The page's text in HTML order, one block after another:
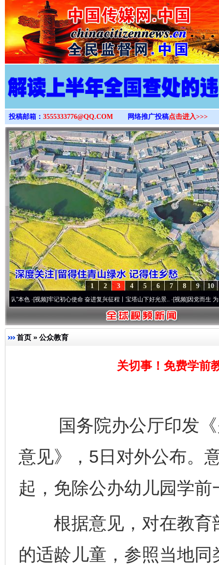
>
投稿邮箱： 3555333776@QQ.COM 网络推广投稿点击进入>>>
10
9
8
7
6
5
4
3
2
1
频]牢记初心使命 奋进复兴征程丨宝塔山下好光景..·[视频]因党而生 为党而战——
首页 » 公众教育
关切事！免费学前
国务院办公厅印发《
意见》，5日对外公布。
起，免除公办幼儿园学
根据意见，对在教育
的适龄儿童，参照当地